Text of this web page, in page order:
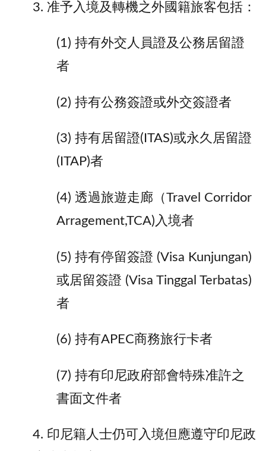
3. 准予入境及轉機之外國籍旅客包括：
(1) 持有外交人員證及公務居留證
者
(2) 持有公務簽證或外交簽證者
(3) 持有居留證(ITAS)或永久居留證
(ITAP)者
(4) 透過旅遊走廊（Travel Corridor
Arragement,TCA)入境者
(5) 持有停留簽證 (Visa Kunjungan)
或居留簽證 (Visa Tinggal Terbatas)
者
(6) 持有APEC商務旅行卡者
(7) 持有印尼政府部會特殊准許之
書面文件者
4. 印尼籍人士仍可入境但應遵守印尼政